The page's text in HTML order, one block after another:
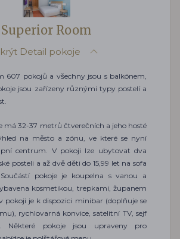
Superior Room
Detail pokoje
607 pokojů a všechny jsou s balkónem,
jsou zařízeny různými typy postelí a
má 32-37 metrů čtverečních a jeho hosté
na město a zónu, ve které se nyní
centrum. V pokoji lze ubytovat dva
posteli a až dvě děti do 15,99 let na sofa
pokoje je koupelna s vanou a
kosmetikou, trepkami, županem
pokoji je k dispozici minibar (doplňuje se
rychlovarná konvice, satelitní TV, sejf
Některé pokoje jsou upraveny pro